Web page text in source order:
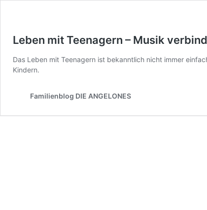
Leben mit Teenagern – Musik
Das Leben mit Teenagern ist bekanntlich nicht immer
Kindern.
Familienblog DIE ANGELONES